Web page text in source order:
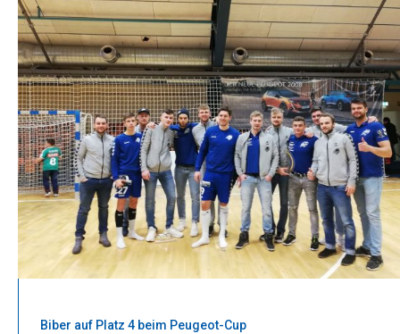
Biber auf Platz 4 beim Peugeot-Cup